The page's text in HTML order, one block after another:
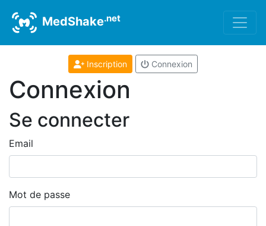
MedShake.net
Inscription Connexion
Connexion
Se connecter
Email
Mot de passe